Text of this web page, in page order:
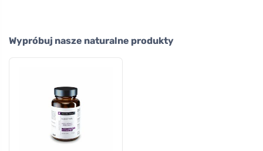
Wypróbuj nasze naturalne produkty